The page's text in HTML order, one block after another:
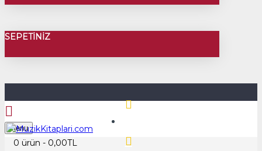
SEPETINIZ
Menu
0 ürün - 0,00TL